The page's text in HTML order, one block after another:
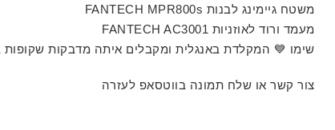
משטח גיימינג לבנות FANTECH MPR800s
מעמד ורוד לאוזניות FANTECH AC3001
שימו 💙 המקלדת באנגלית ומקבלים איתה מדבקות שקופות
צור קשר או שלח תמונה בווטסאפ לעזרה